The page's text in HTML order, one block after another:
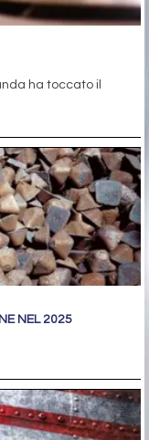
ha toccato il
NEL 2025